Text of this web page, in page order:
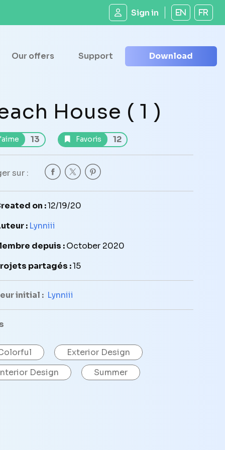
Sign in EN FR
Our offers Support Download
House ( 1 )
13 Favoris 12
sur :
on :12/19/20
: Lynniii
depuis :October 2020
partagés :15
initial : Lynniii
Exterior Design
Design
Summer